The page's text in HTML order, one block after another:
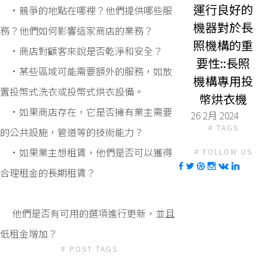
•競爭的地點在哪裡？他們提供哪些服
務？他們如何影響這家商店的業務？
•商店對顧客來說是否乾淨和安全？
•某些區域可能需要額外的服務，如放
置投幣式洗衣或投幣式烘衣設備。
•如果商店存在，它是否擁有業主需要
的公共設施，管道等的技術能力？
•如果業主想租賃，他們是否可以獲得
合理租金的長期租賃？
他們是否有可用的選項進行更新，並且
低租金增加？
# POST TAGS
運行良好的
機器對於長
照機構的重
要性::長照
機構專用投
幣烘衣機
26 2月 2024
# TAGS
# FOLLOW US